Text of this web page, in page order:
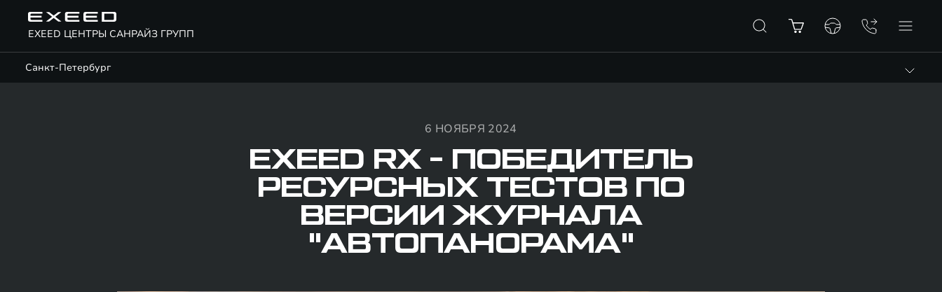
EXEED ЦЕНТРЫ САНРАЙЗ ГРУПП
Санкт-Петербург
6 НОЯБРЯ 2024
EXEED RX - ПОБЕДИТЕЛЬ
РЕСУРСНЫХ ТЕСТОВ ПО
ВЕРСИИ ЖУРНАЛА
"АВТОПАНОРАМА"